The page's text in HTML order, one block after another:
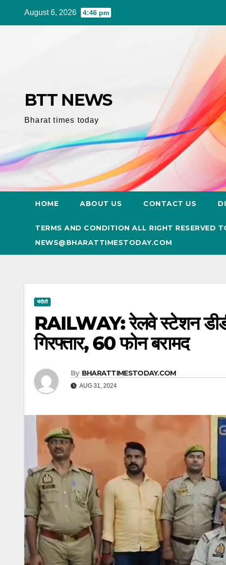
August 6, 2026 4:46 pm
BTT NEWS
Bharat times today
HOME ABOUT US CONTACT US
TERMS AND CONDITION ALL RIGHT RESERVED
NEWS@BHARATTIMESTODAY.COM
चंदौली
RAILWAY: रेलवे स्टेशन
गिरफ्तार, 60 फोन बरामद
By BHARATTIMESTODAY.COM
AUG 31, 2024